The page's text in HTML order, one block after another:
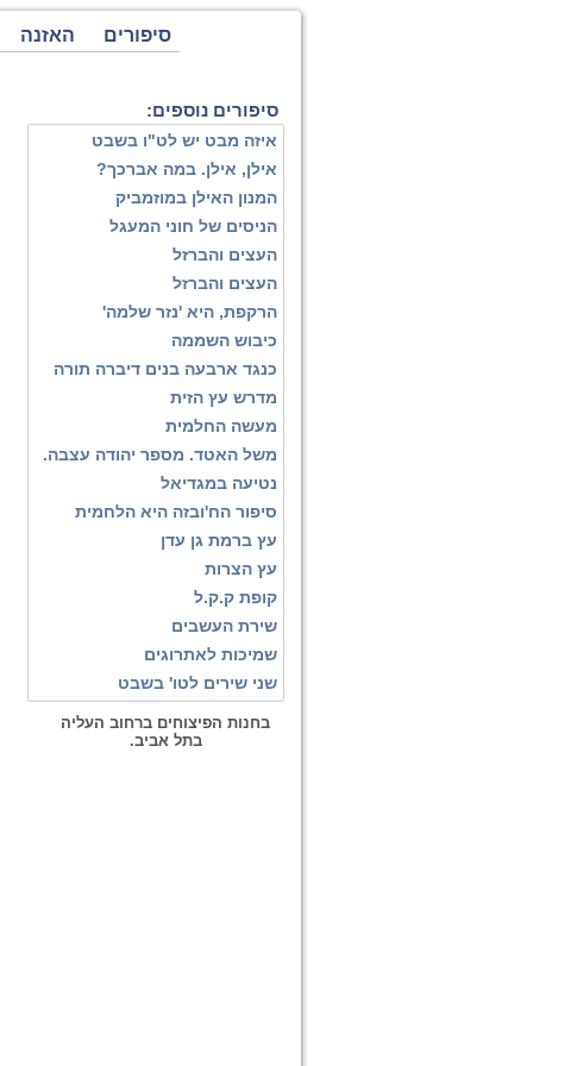
סיפורים האזנה
סיפורים נוספים:
איזה מבט יש לט"ו בשבט
אילן, אילן. במה אברכך?
המנון האילן במוזמביק
הניסים של חוני המעגל
העצים והברזל
העצים והברזל
הרקפת, היא 'נזר שלמה'
כיבוש השממה
כנגד ארבעה בנים דיברה תורה
מדרש עץ הזית
מעשה החלמית
משל האטד. מספר יהודה עצבה.
נטיעה במגדיאל
סיפור הח'ובזה היא הלחמית
עץ ברמת גן עדן
עץ הצרות
קופת ק.ק.ל
שירת העשבים
שמיכות לאתרוגים
שני שירים לטו' בשבט
בחנות הפיצוחים ברחוב העליה
בתל אביב.